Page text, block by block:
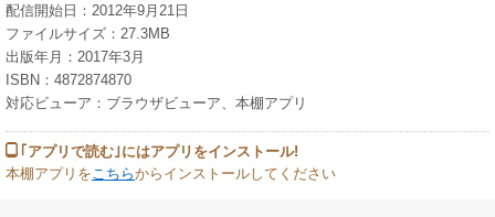
配信開始日：2012年9月21日
ファイルサイズ：27.3MB
出版年月：2017年3月
ISBN：4872874870
対応ビューア：ブラウザビューア、本棚アプリ
｢アプリで読む｣にはアプリをインストール!
本棚アプリを こちらからインストールしてください